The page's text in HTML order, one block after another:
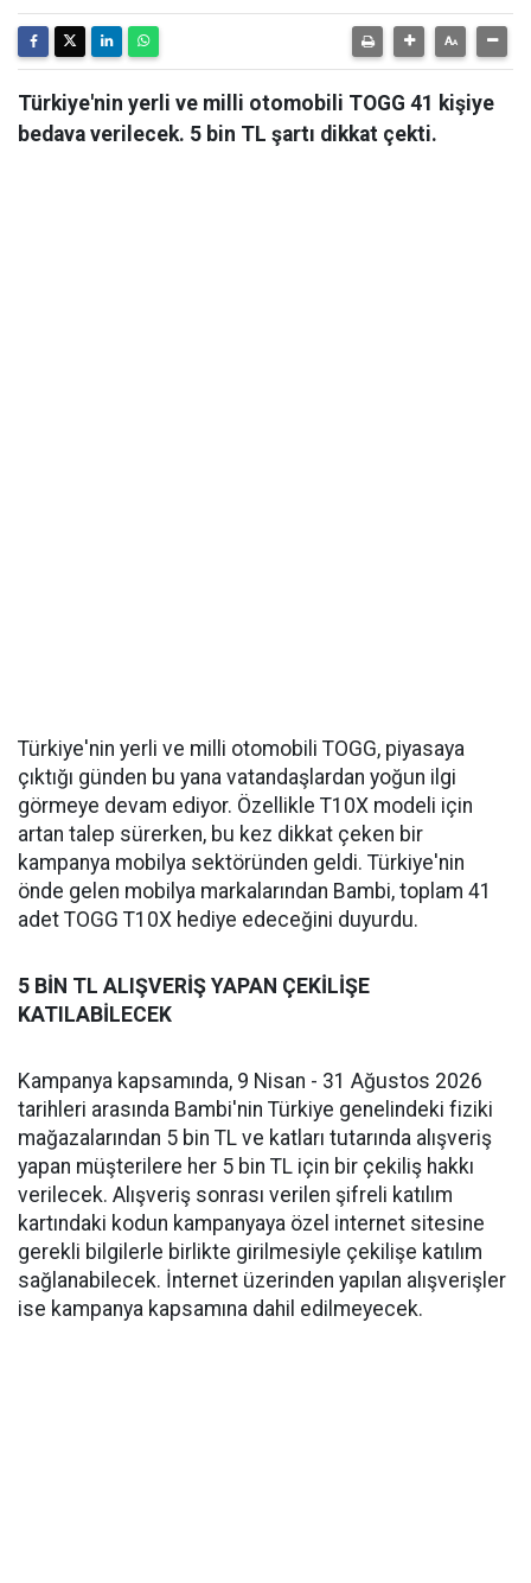
Türkiye'nin yerli ve milli otomobili TOGG 41 kişiye
bedava verilecek. 5 bin TL şartı dikkat çekti.
Türkiye'nin yerli ve milli otomobili TOGG, piyasaya
çıktığı günden bu yana vatandaşlardan yoğun ilgi
görmeye devam ediyor. Özellikle T10X modeli için
artan talep sürerken, bu kez dikkat çeken bir
kampanya mobilya sektöründen geldi. Türkiye'nin
önde gelen mobilya markalarından Bambi, toplam 41
adet TOGG T10X hediye edeceğini duyurdu.
5 BİN TL ALIŞVERİŞ YAPAN ÇEKİLİŞE
KATILABİLECEK
Kampanya kapsamında, 9 Nisan - 31 Ağustos 2026
tarihleri arasında Bambi'nin Türkiye genelindeki fiziki
mağazalarından 5 bin TL ve katları tutarında alışveriş
yapan müşterilere her 5 bin TL için bir çekiliş hakkı
verilecek. Alışveriş sonrası verilen şifreli katılım
kartındaki kodun kampanyaya özel internet sitesine
gerekli bilgilerle birlikte girilmesiyle çekilişe katılım
sağlanabilecek. İnternet üzerinden yapılan alışverişler
ise kampanya kapsamına dahil edilmeyecek.